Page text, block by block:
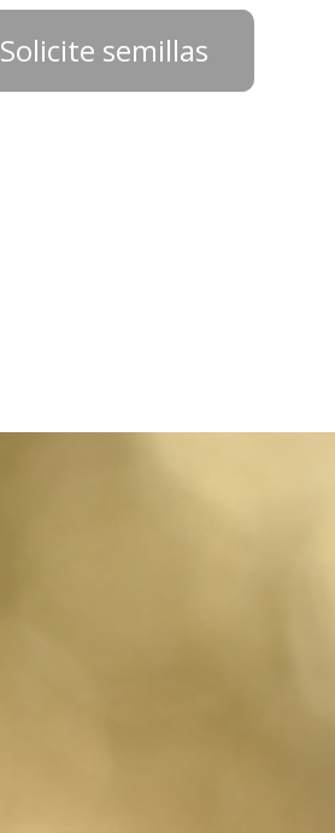
Solicite semillas